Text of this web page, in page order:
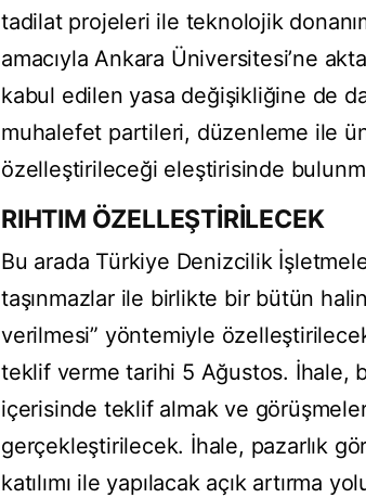
tadilat projeleri ile teknolojik
amacıyla Ankara Üniversitesi’ne
kabul edilen yasa değişikliğine de
muhalefet partileri, düzenleme ile
özelleştirileceği eleştirisinde
RIHTIM ÖZELLEŞTİRİLECEK
Bu arada Türkiye Denizcilik
taşınmazlar ile birlikte bir bütün
verilmesi” yöntemiyle
teklif verme tarihi 5 Ağustos. İhale,
içerisinde teklif almak ve
gerçekleştirilecek. İhale, pazarlık
katılımı ile yapılacak açık artırma